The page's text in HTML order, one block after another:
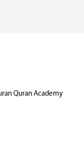
Quran Academy